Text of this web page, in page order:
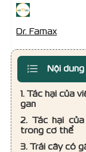
Dr. Famax
Nội
1. Tác hại của
gan
2. Tác hại
trong cơ thể
3. Trái cây có